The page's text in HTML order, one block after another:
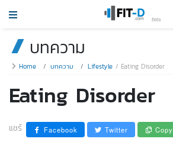
Beta
บทความ
Home บทความ Lifestyle Eating Disorder
Eating Disorder
แชร์ Facebook Twitter Copy